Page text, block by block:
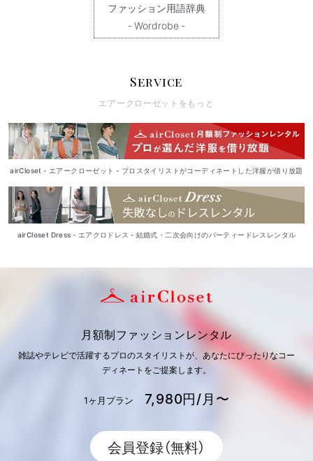
ファッション用語辞典
- Wordrobe -
Service
エアークローゼットをもっと
airCloset - エアークローゼット - プロスタイリストがコーディネートした洋服が借り放題
airCloset Dress - エアクロドレス - 結婚式・二次会向けのパーティードレスレンタル
月額制ファッションレンタル
雑誌やテレビで活躍するプロのスタイリストが、あなたにぴったりなコー
ディネートをご提案します。
1ヶ月プラン 7,980円/月〜
会員登録（無料）